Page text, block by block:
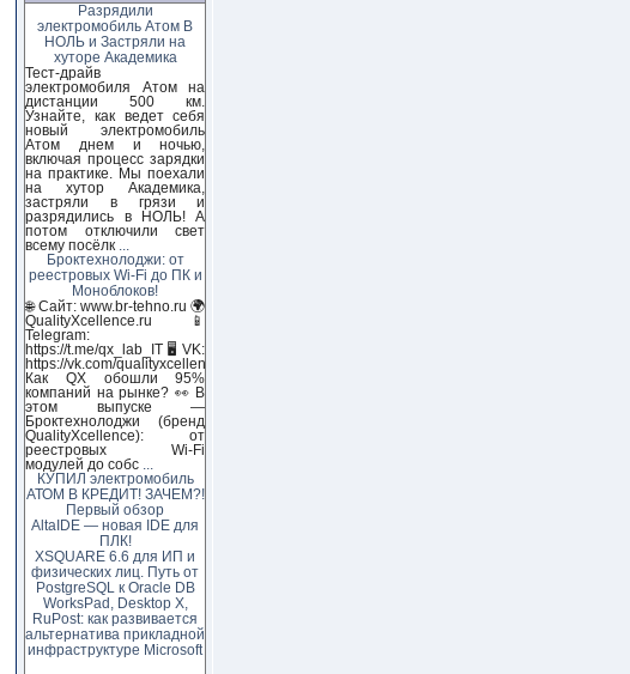
Разрядили
электромобиль Атом В
НОЛЬ и Застряли на
хуторе Академика
Тест-драйв
электромобиля Атом на
дистанции 500 км.
Узнайте, как ведет себя
новый электромобиль
Атом днем и ночью,
включая процесс зарядки
на практике. Мы поехали
на хутор Академика,
застряли в грязи и
разрядились в НОЛЬ! А
потом отключили свет
всему посёлк
Броктехнолоджи: от
реестровых Wi-Fi до ПК и
Моноблоков!
🌐 Сайт: www.br-tehno.ru 🌍
QualityXcellence.ru 📱
Telegram:
https://t.me/qx_lab_IT 🖥 VK:
https://vk.com/qualityxcellenc
Как QX обошли 95%
компаний на рынке? 👀 В
этом выпуске —
Броктехнолоджи (бренд
QualityXcellence): от
реестровых Wi-Fi
модулей до собс
КУПИЛ электромобиль
АТОМ В КРЕДИТ! ЗАЧЕМ?!
Первый обзор
AltaIDE — новая IDE для
ПЛК!
XSQUARE 6.6 для ИП и
физических лиц. Путь от
PostgreSQL к Oracle DB
WorksPad, Desktop X,
RuPost: как развивается
альтернатива прикладной
инфраструктуре Microsoft